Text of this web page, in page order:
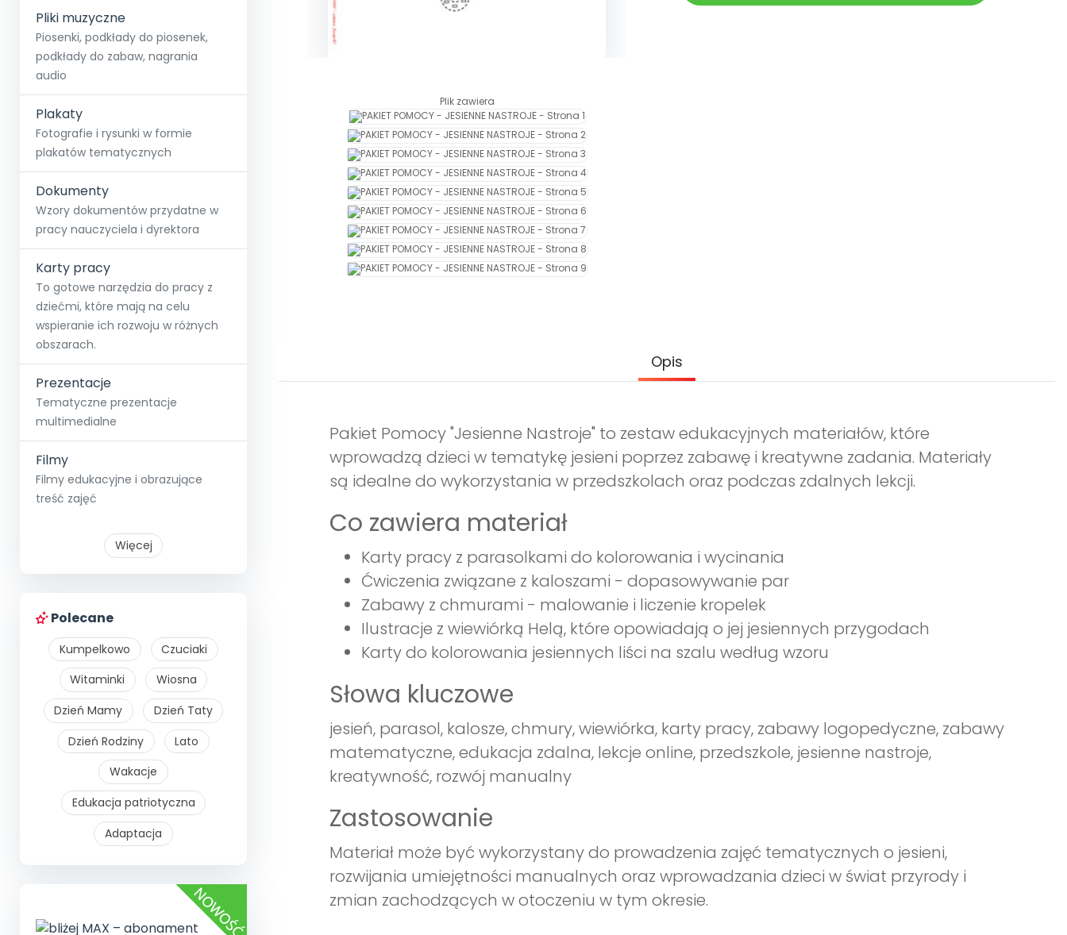
Pliki muzyczne
Piosenki, podkłady do piosenek,
podkłady do zabaw, nagrania
audio
Plakaty
Fotografie i rysunki w formie
plakatów tematycznych
Dokumenty
Wzory dokumentów przydatne w
pracy nauczyciela i dyrektora
Karty pracy
To gotowe narzędzia do pracy z
dziećmi, które mają na celu
wspieranie ich rozwoju w różnych
obszarach.
Prezentacje
Tematyczne prezentacje
multimedialne
Filmy
Filmy edukacyjne i obrazujące
treść zajęć
Więcej
Polecane
Kumpelkowo
Czuciaki
Witaminki
Wiosna
Dzień Mamy
Dzień Taty
Dzień Rodziny
Lato
Wakacje
Edukacja patriotyczna
Adaptacja
Plik zawiera
Opis
Pakiet Pomocy "Jesienne Nastroje" to zestaw edukacyjnych materiałów, które
wprowadzą dzieci w tematykę jesieni poprzez zabawę i kreatywne zadania. Materiały
są idealne do wykorzystania w przedszkolach oraz podczas zdalnych lekcji.
Co zawiera materiał
Karty pracy z parasolkami do kolorowania i wycinania
Ćwiczenia związane z kaloszami - dopasowywanie par
Zabawy z chmurami - malowanie i liczenie kropelek
Ilustracje z wiewiórką Helą, które opowiadają o jej jesiennych przygodach
Karty do kolorowania jesiennych liści na szalu według wzoru
Słowa kluczowe
jesień, parasol, kalosze, chmury, wiewiórka, karty pracy, zabawy logopedyczne, zabawy
matematyczne, edukacja zdalna, lekcje online, przedszkole, jesienne nastroje,
kreatywność, rozwój manualny
Zastosowanie
Materiał może być wykorzystany do prowadzenia zajęć tematycznych o jesieni,
rozwijania umiejętności manualnych oraz wprowadzania dzieci w świat przyrody i
zmian zachodzących w otoczeniu w tym okresie.